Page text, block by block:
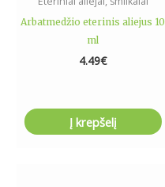
Arbatmedžio eterinis aliejus 10
ml
4.49€
Į krepšelį